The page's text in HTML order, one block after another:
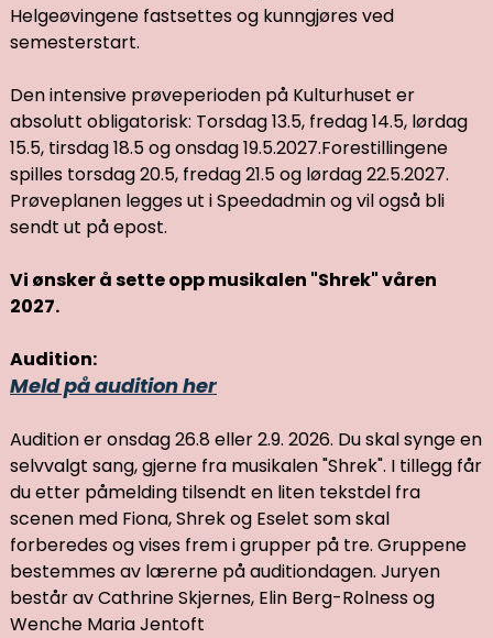
Helgeøvingene fastsettes og kunngjøres ved
semesterstart.
Den intensive prøveperioden på Kulturhuset er
absolutt obligatorisk: Torsdag 13.5, fredag 14.5, lørdag
15.5, tirsdag 18.5 og onsdag 19.5.2027.Forestillingene
spilles torsdag 20.5, fredag 21.5 og lørdag 22.5.2027.
Prøveplanen legges ut i Speedadmin og vil også bli
sendt ut på epost.
Vi ønsker å sette opp musikalen "Shrek" våren
2027.
Audition:
Meld på audition her
Audition er onsdag 26.8 eller 2.9. 2026. Du skal synge en
selvvalgt sang, gjerne fra musikalen "Shrek". I tillegg får
du etter påmelding tilsendt en liten tekstdel fra
scenen med Fiona, Shrek og Eselet som skal
forberedes og vises frem i grupper på tre. Gruppene
bestemmes av lærerne på auditiondagen. Juryen
består av Cathrine Skjernes, Elin Berg-Rolness og
Wenche Maria Jentoft